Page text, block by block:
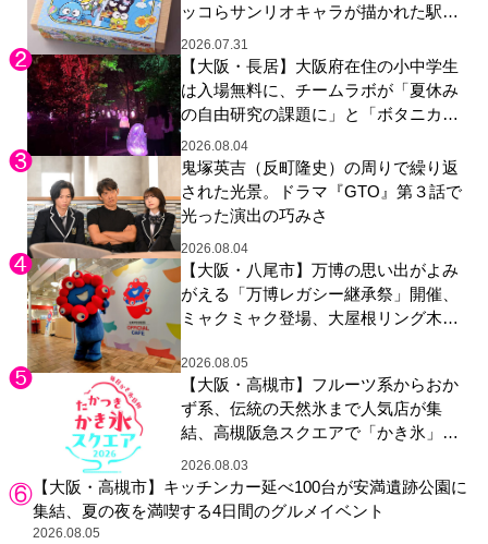
ッコらサンリオキャラが描かれた駅弁
やグッズが登場
2026.07.31
【大阪・長居】大阪府在住の小中学生
は入場無料に、チームラボが「夏休み
の自由研究の課題に」と「ボタニカル
ガーデン 大阪」へ招待
2026.08.04
鬼塚英吉（反町隆史）の周りで繰り返
された光景。ドラマ『GTO』第３話で
光った演出の巧みさ
2026.08.04
【大阪・八尾市】万博の思い出がよみ
がえる「万博レガシー継承祭」開催、
ミャクミャク登場、大屋根リング木材
展示も
2026.08.05
【大阪・高槻市】フルーツ系からおか
ず系、伝統の天然氷まで人気店が集
結、高槻阪急スクエアで「かき氷」祭
り
2026.08.03
【大阪・高槻市】キッチンカー延べ100台が安満遺跡公園に
集結、夏の夜を満喫する4日間のグルメイベント
2026.08.05